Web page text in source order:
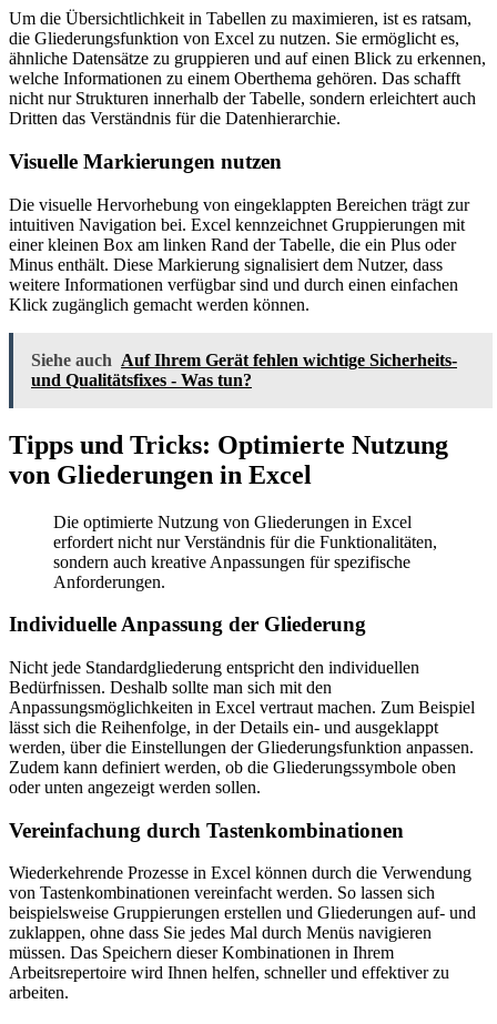
Um die Übersichtlichkeit in Tabellen zu maximieren, ist es ratsam,
die Gliederungsfunktion von Excel zu nutzen. Sie ermöglicht es,
ähnliche Datensätze zu gruppieren und auf einen Blick zu erkennen,
welche Informationen zu einem Oberthema gehören. Das schafft
nicht nur Strukturen innerhalb der Tabelle, sondern erleichtert auch
Dritten das Verständnis für die Datenhierarchie.
Visuelle Markierungen nutzen
Die visuelle Hervorhebung von eingeklappten Bereichen trägt zur
intuitiven Navigation bei. Excel kennzeichnet Gruppierungen mit
einer kleinen Box am linken Rand der Tabelle, die ein Plus oder
Minus enthält. Diese Markierung signalisiert dem Nutzer, dass
weitere Informationen verfügbar sind und durch einen einfachen
Klick zugänglich gemacht werden können.
Siehe auch Auf Ihrem Gerät fehlen wichtige Sicherheits-
und Qualitätsfixes - Was tun?
Tipps und Tricks: Optimierte Nutzung
von Gliederungen in Excel
Die optimierte Nutzung von Gliederungen in Excel
erfordert nicht nur Verständnis für die Funktionalitäten,
sondern auch kreative Anpassungen für spezifische
Anforderungen.
Individuelle Anpassung der Gliederung
Nicht jede Standardgliederung entspricht den individuellen
Bedürfnissen. Deshalb sollte man sich mit den
Anpassungsmöglichkeiten in Excel vertraut machen. Zum Beispiel
lässt sich die Reihenfolge, in der Details ein- und ausgeklappt
werden, über die Einstellungen der Gliederungsfunktion anpassen.
Zudem kann definiert werden, ob die Gliederungssymbole oben
oder unten angezeigt werden sollen.
Vereinfachung durch Tastenkombinationen
Wiederkehrende Prozesse in Excel können durch die Verwendung
von Tastenkombinationen vereinfacht werden. So lassen sich
beispielsweise Gruppierungen erstellen und Gliederungen auf- und
zuklappen, ohne dass Sie jedes Mal durch Menüs navigieren
müssen. Das Speichern dieser Kombinationen in Ihrem
Arbeitsrepertoire wird Ihnen helfen, schneller und effektiver zu
arbeiten.